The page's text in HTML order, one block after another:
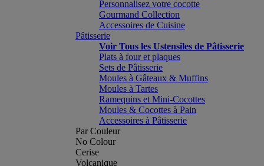
Personnalisez votre cocotte
Gourmand Collection
Accessoires de Cuisine
Pâtisserie
Voir Tous les Ustensiles de Pâtisserie
Plats à four et plaques
Sets de Pâtisserie
Moules à Gâteaux & Muffins
Moules à Tartes
Ramequins et Mini-Cocottes
Moules & Cocottes à Pain
Accessoires à Pâtisserie
Par Couleur
No Colour
Cerise
Volcanique